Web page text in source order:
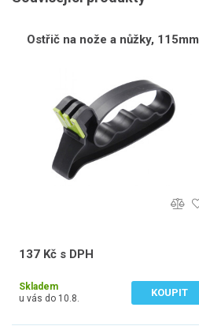
Ostřič na nože a nůžky, 115mm
137 Kč s DPH
Skladem
u vás do 10.8.
KOUPIT